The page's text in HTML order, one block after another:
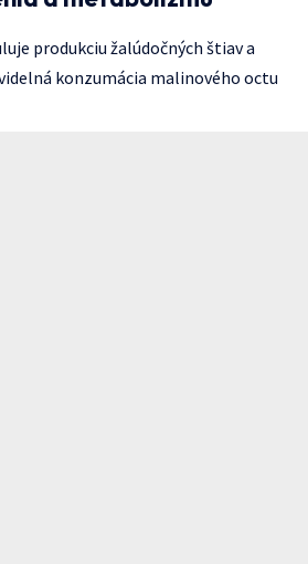
produkciu žalúdočných štiav a
konzumácia malinového octu